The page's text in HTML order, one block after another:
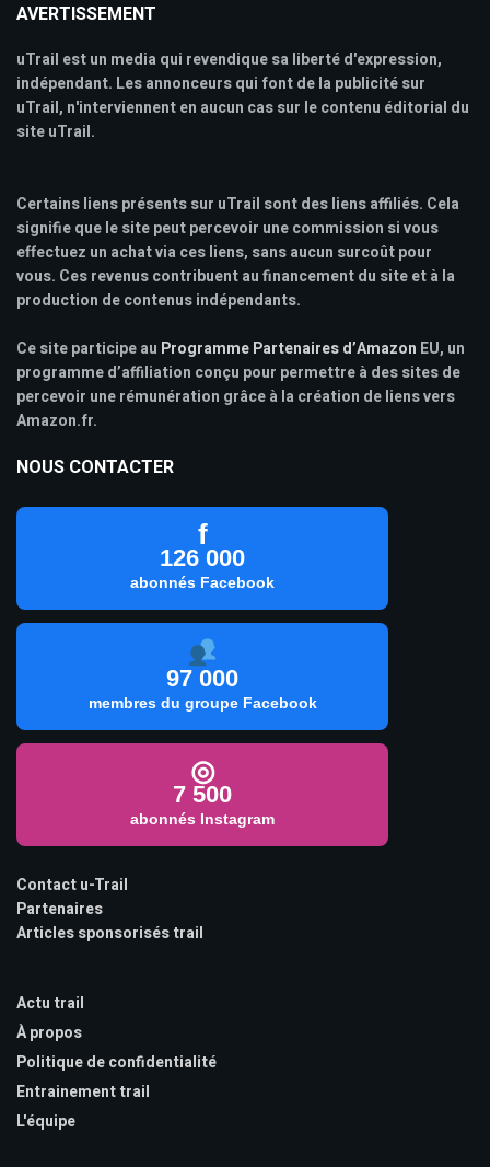
AVERTISSEMENT
uTrail est un media qui revendique sa liberté d'expression,
indépendant. Les annonceurs qui font de la publicité sur
uTrail, n'interviennent en aucun cas sur le contenu éditorial du
site uTrail.
Certains liens présents sur uTrail sont des liens affiliés. Cela
signifie que le site peut percevoir une commission si vous
effectuez un achat via ces liens, sans aucun surcoût pour
vous. Ces revenus contribuent au financement du site et à la
production de contenus indépendants.
Ce site participe au Programme Partenaires d’Amazon EU, un
programme d’affiliation conçu pour permettre à des sites de
percevoir une rémunération grâce à la création de liens vers
Amazon.fr.
NOUS CONTACTER
f
126 000
abonnés Facebook
97 000
membres du groupe Facebook
◎
7 500
abonnés Instagram
Contact u-Trail
Partenaires
Articles sponsorisés trail
Actu trail
À propos
Politique de confidentialité
Entrainement trail
L'équipe